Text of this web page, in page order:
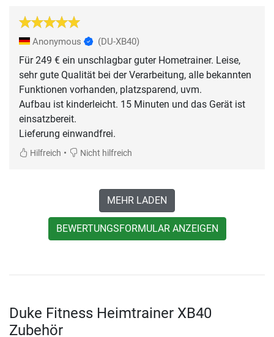
Anonymous (DU-XB40)
Für 249 € ein unschlagbar guter Hometrainer. Leise,
sehr gute Qualität bei der Verarbeitung, alle bekannten
Funktionen vorhanden, platzsparend, uvm.
Aufbau ist kinderleicht. 15 Minuten und das Gerät ist
einsatzbereit.
Lieferung einwandfrei.
Hilfreich • Nicht hilfreich
MEHR LADEN
BEWERTUNGSFORMULAR ANZEIGEN
Duke Fitness Heimtrainer XB40
Zubehör